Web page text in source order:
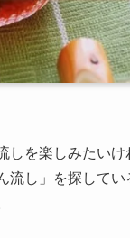
しを楽しみたい
流し」を探して